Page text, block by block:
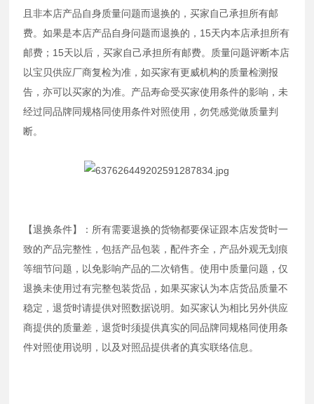
且非本店产品自身质量问题而退换的，买家自己承担所有邮
费。如果是本店产品自身问题而退换的，15天内本店承担所有
邮费；15天以后，买家自己承担所有邮费。质量问题评断本店
以宝贝供应厂商复检为准，如买家有更威机构的质量检测报
告，亦可以买家的为准。产品寿命受买家使用条件的影响，未
经过同品牌同规格同使用条件对照使用，勿凭感觉做质量判
断。
【退换条件】：所有需要退换的货物都要保证跟本店发货时一
致的产品完整性，包括产品包装，配件齐全，产品外观无划痕
等细节问题，以免影响产品的二次销售。使用中质量问题，仅
退换未使用过有完整包装货品，如果买家认为本店货品质量不
稳定，退货时请提供对照数据说明。如买家认为相比另外供应
商提供的质量差，退货时须提供真实的同品牌同规格同使用条
件对照使用说明，以及对照品提供者的真实联络信息。